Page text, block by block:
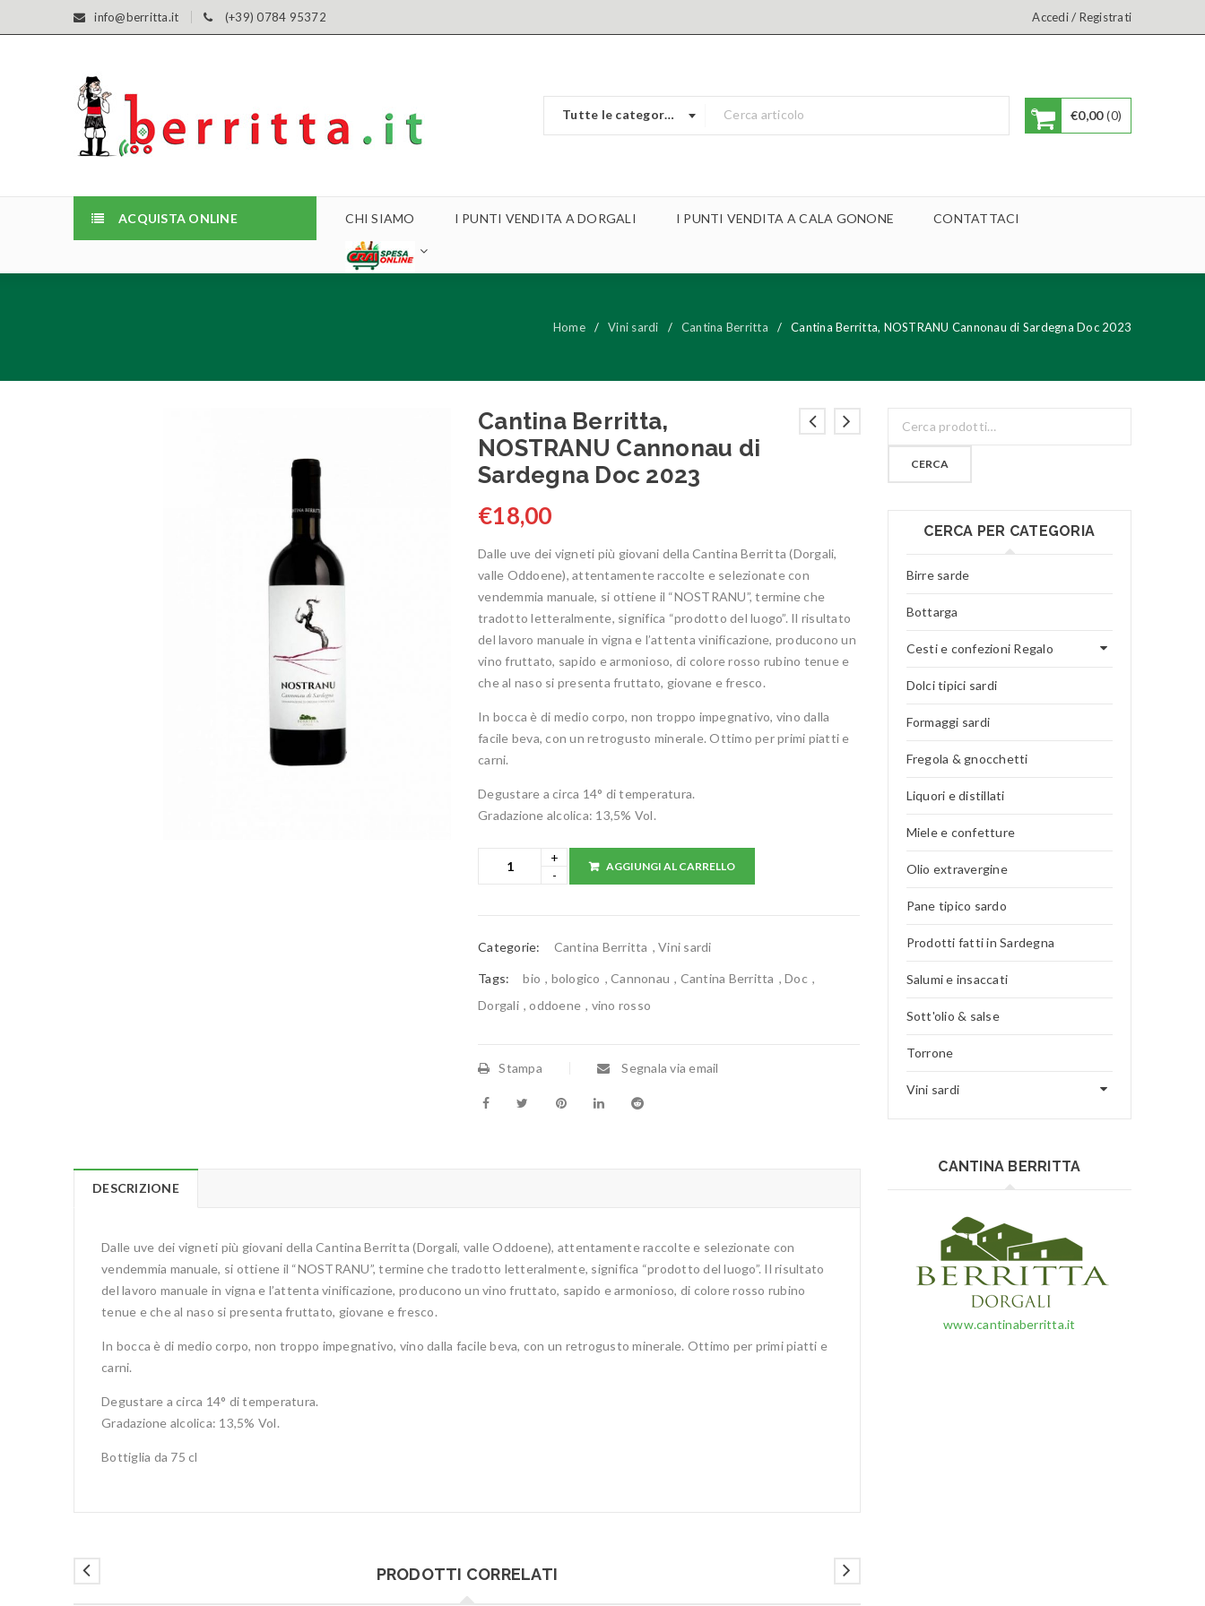
info@berritta.it (+39) 0784 95372 Accedi/ Registrati
Tutte le categorie €0,00 0
ACQUISTA ONLINE CHI SIAMO I PUNTI VENDITA A DORGALI I PUNTI VENDITA A CALA GONONE CONTATTACI
Home / Vini sardi / Cantina Berritta / Cantina Berritta, NOSTRANU Cannonau di Sardegna Doc 2023
Cantina Berritta,
NOSTRANU Cannonau di
Sardegna Doc 2023
€18,00
Dalle uve dei vigneti più giovani della Cantina Berritta (Dorgali,
valle Oddoene), attentamente raccolte e selezionate con
vendemmia manuale, si ottiene il “NOSTRANU”, termine che
tradotto letteralmente, significa “prodotto del luogo”. Il risultato
del lavoro manuale in vigna e l’attenta vinificazione, producono un
vino fruttato, sapido e armonioso, di colore rosso rubino tenue e
che al naso si presenta fruttato, giovane e fresco.
In bocca è di medio corpo, non troppo impegnativo, vino dalla
facile beva, con un retrogusto minerale. Ottimo per primi piatti e
carni.
Degustare a circa 14° di temperatura.
Gradazione alcolica: 13,5% Vol.
AGGIUNGI AL CARRELLO
Categorie: Cantina Berritta ,Vini sardi
Tags: bio , bologico ,Cannonau , Cantina Berritta ,Doc ,
Dorgali ,oddoene , vino rosso
Stampa Segnala via email
DESCRIZIONE
Dalle uve dei vigneti più giovani della Cantina Berritta (Dorgali, valle Oddoene), attentamente raccolte e selezionate con
vendemmia manuale, si ottiene il “NOSTRANU”, termine che tradotto letteralmente, significa “prodotto del luogo”. Il risultato
del lavoro manuale in vigna e l’attenta vinificazione, producono un vino fruttato, sapido e armonioso, di colore rosso rubino
tenue e che al naso si presenta fruttato, giovane e fresco.
In bocca è di medio corpo, non troppo impegnativo, vino dalla facile beva, con un retrogusto minerale. Ottimo per primi piatti e
carni.
Degustare a circa 14° di temperatura.
Gradazione alcolica: 13,5% Vol.
Bottiglia da 75 cl
PRODOTTI CORRELATI
CERCA
CERCA PER CATEGORIA
Birre sarde
Bottarga
Cesti e confezioni Regalo
Dolci tipici sardi
Formaggi sardi
Fregola & gnocchetti
Liquori e distillati
Miele e confetture
Olio extravergine
Pane tipico sardo
Prodotti fatti in Sardegna
Salumi e insaccati
Sott'olio & salse
Torrone
Vini sardi
CANTINA BERRITTA
www.cantinaberritta.it